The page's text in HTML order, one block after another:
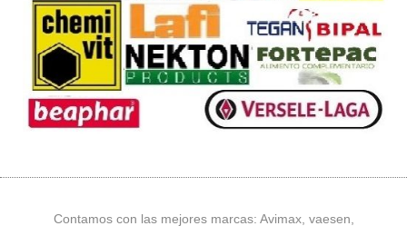
Contamos con las mejores marcas: Avimax, vaesen,